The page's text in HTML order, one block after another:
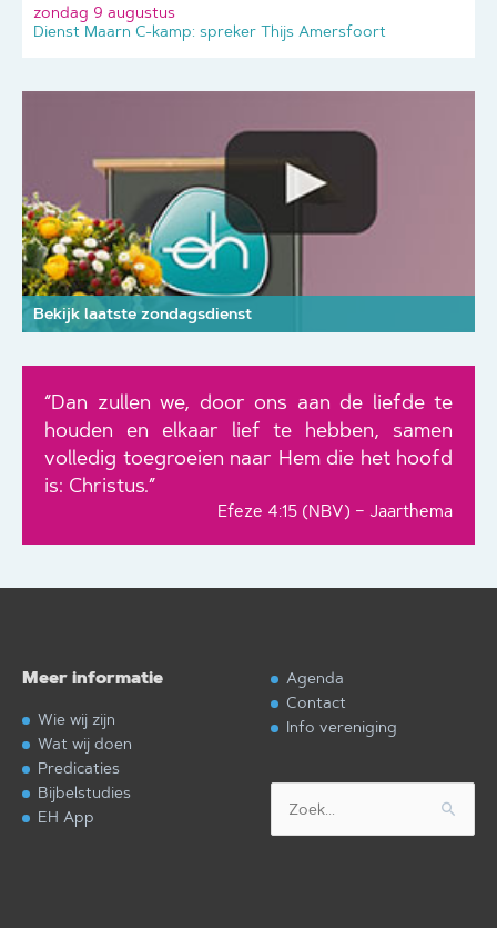
zondag 9 augustus
Dienst Maarn C-kamp: spreker Thijs Amersfoort
Bekijk laatste zondagsdienst
“Dan zullen we, door ons aan de liefde te
houden en elkaar lief te hebben, samen
volledig toegroeien naar Hem die het hoofd
is: Christus.”
Efeze 4:15 (NBV) – Jaarthema
Meer informatie
Wie wij zijn
Wat wij doen
Predicaties
Bijbelstudies
EH App
Agenda
Contact
Info vereniging
naar: